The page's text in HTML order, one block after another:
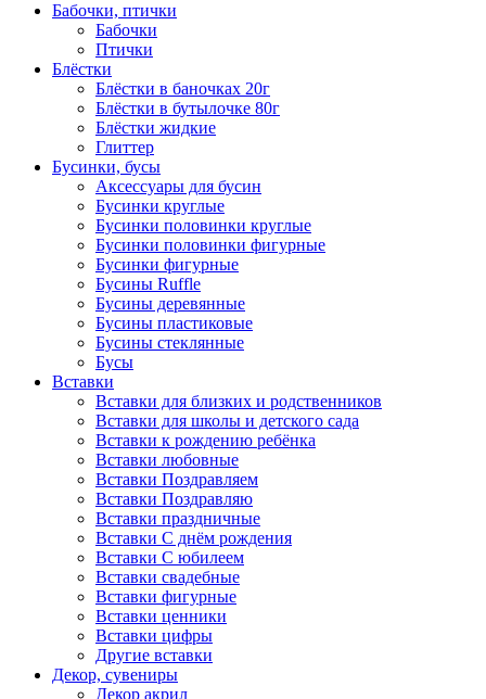
Бабочки, птички
Бабочки
Птички
Блёстки
Блёстки в баночках 20г
Блёстки в бутылочке 80г
Блёстки жидкие
Глиттер
Бусинки, бусы
Аксессуары для бусин
Бусинки круглые
Бусинки половинки круглые
Бусинки половинки фигурные
Бусинки фигурные
Бусины Ruffle
Бусины деревянные
Бусины пластиковые
Бусины стеклянные
Бусы
Вставки
Вставки для близких и родственников
Вставки для школы и детского сада
Вставки к рождению ребёнка
Вставки любовные
Вставки Поздравляем
Вставки Поздравляю
Вставки праздничные
Вставки С днём рождения
Вставки С юбилеем
Вставки свадебные
Вставки фигурные
Вставки ценники
Вставки цифры
Другие вставки
Декор, сувениры
Декор акрил